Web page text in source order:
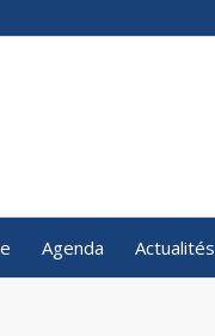
Agenda Actualités